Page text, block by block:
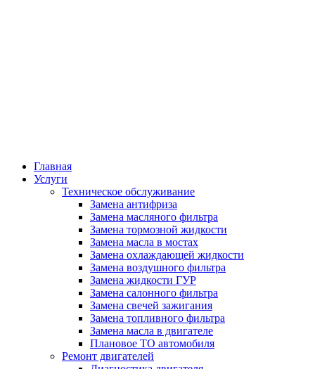
Главная
Услуги
Техническое обслуживание
Замена антифриза
Замена масляного фильтра
Замена тормозной жидкости
Замена масла в мостах
Замена охлаждающей жидкости
Замена воздушного фильтра
Замена жидкости ГУР
Замена салонного фильтра
Замена свечей зажигания
Замена топливного фильтра
Замена масла в двигателе
Плановое ТО автомобиля
Ремонт двигателей